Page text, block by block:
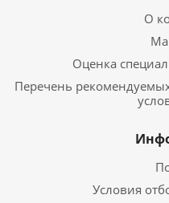
О
Оценка
Перечень
Условия